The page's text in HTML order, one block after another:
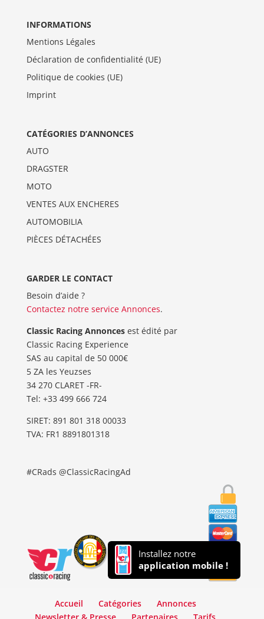
INFORMATIONS
Mentions Légales
Déclaration de confidentialité (UE)
Politique de cookies (UE)
Imprint
CATÉGORIES D’ANNONCES
AUTO
DRAGSTER
MOTO
VENTES AUX ENCHERES
AUTOMOBILIA
PIÈCES DÉTACHÉES
GARDER LE CONTACT
Besoin d’aide ?
Contactez notre service Annonces.
Classic Racing Annoncesest édité par
Classic Racing Experience
SAS au capital de 50 000€
5 ZA les Yeuzses
34 270 CLARET -FR-
Tel: ‭+33 499 666 724‬
SIRET: 891 801 318 00033
TVA: FR1 8891801318
#CRads @ClassicRacingAd
Installez notre
application mobile !
Accueil Catégories
Annonces
Newsletter & Presse
Partenaires Tarifs